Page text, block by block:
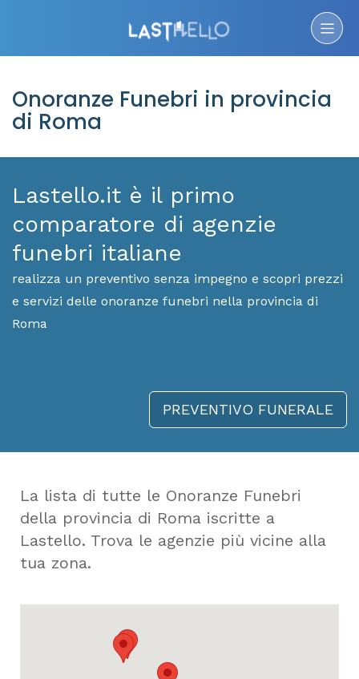
Onoranze Funebri in provincia
di Roma
Lastello.it è il primo
comparatore di agenzie
funebri italiane
realizza un preventivo senza impegno e scopri prezzi
e servizi delle onoranze funebri nella provincia di
Roma
PREVENTIVO FUNERALE
La lista di tutte le Onoranze Funebri
della provincia di Roma iscritte a
Lastello. Trova le agenzie più vicine alla
tua zona.